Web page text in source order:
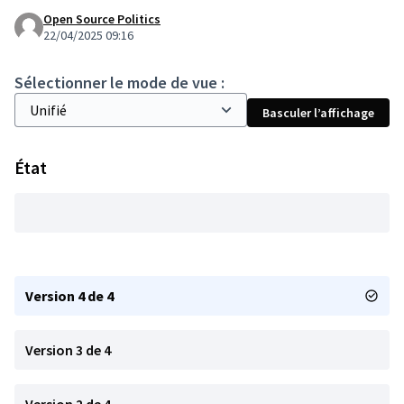
Open Source Politics
22/04/2025 09:16
Sélectionner le mode de vue :
Basculer l’affichage
État
Version 4 de 4
Version 3 de 4